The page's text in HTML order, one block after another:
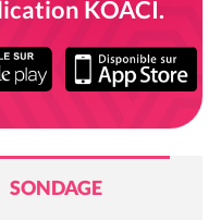
KOACI.
SONDAGE